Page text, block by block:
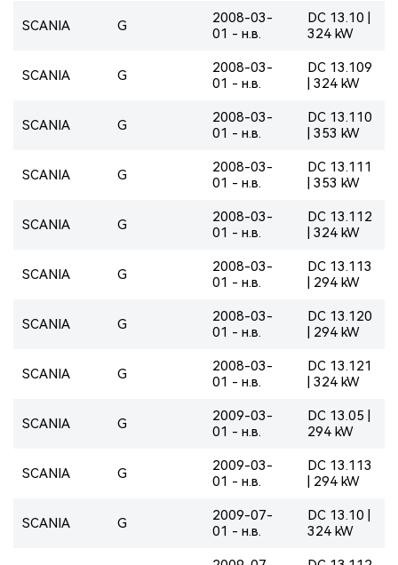
SCANIA G
2008-03-
01 - н.в.
DC 13.10 |
324 kW
SCANIA G
2008-03-
01 - н.в.
DC 13.109
| 324 kW
SCANIA G
2008-03-
01 - н.в.
DC 13.110
| 353 kW
SCANIA G
2008-03-
01 - н.в.
DC 13.111
| 353 kW
SCANIA G
2008-03-
01 - н.в.
DC 13.112
| 324 kW
SCANIA G
2008-03-
01 - н.в.
DC 13.113
| 294 kW
SCANIA G
2008-03-
01 - н.в.
DC 13.120
| 294 kW
SCANIA G
2008-03-
01 - н.в.
DC 13.121
| 324 kW
SCANIA G
2009-03-
01 - н.в.
DC 13.05 |
294 kW
SCANIA G
2009-03-
01 - н.в.
DC 13.113
| 294 kW
SCANIA G
2009-07-
01 - н.в.
DC 13.10 |
324 kW